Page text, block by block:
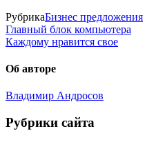
РубрикаБизнес предложения
Главный блок компьютера
Каждому нравится свое
Об авторе
Владимир Андросов
Рубрики сайта